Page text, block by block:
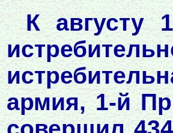
К августу
армия, 1-й